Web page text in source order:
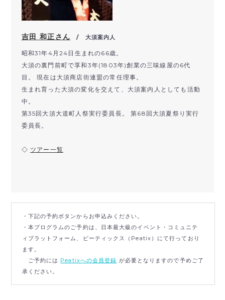
吉田 和正さん / 大須案内人
昭和31年4月24日生まれの66歳。
大須の裏門前町で享和3年(1803年)創業の三味線屋の6代
目。 現在は大須商店街連盟の常任理事。
生まれ育った大須の変化を交えて、大須案内人としても活動
中。
第35回大須大道町人祭実行委員長。 第68回大須夏祭り実行
委員長。
◇ ツアー一覧
・下記の予約ボタンからお申込みください。
・本プログラムのご予約は、日本最大級のイベント・コミュニテ
ィプラットフォーム、ピーティックス（Peatix）にて行っており
ます。
ご予約には Peatixへの会員登録 が必要となりますので予めご了
承ください。